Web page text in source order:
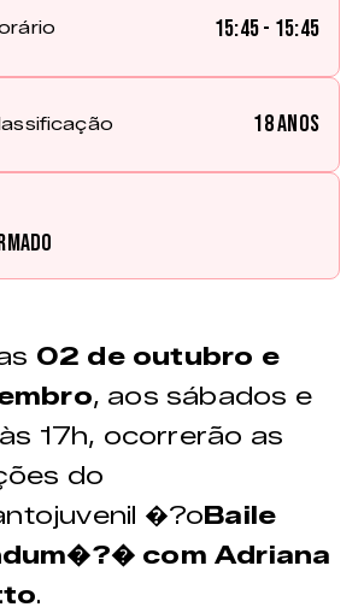
15:45 - 15:45
18 anos
02 de outubro e
, aos sábados e
17h, ocorrerão as
do
�?oBaile
com Adriana
.